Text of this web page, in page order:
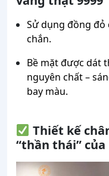
Sử dụng đồng đỏ
chắn.
Bề mặt được dát
nguyên chất –
bay màu.
Thiết kế
“thần thái” của